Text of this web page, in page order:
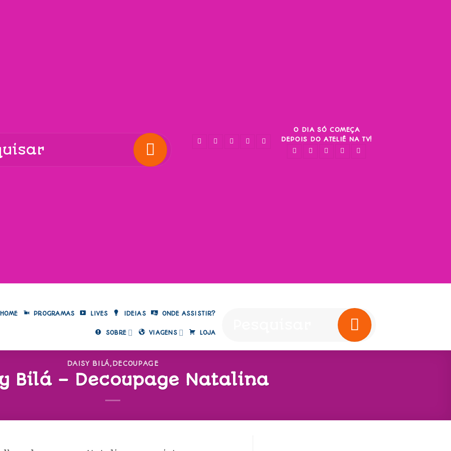
O DIA SÓ COMEÇA
DEPOIS DO ATELIÊ NA TV!
HOME PROGRAMAS LIVES IDEIAS ONDE ASSISTIR?
SOBRE VIAGENS LOJA
DAISY BILÁ,DECOUPAGE
Bilá – Decoupage Natalina